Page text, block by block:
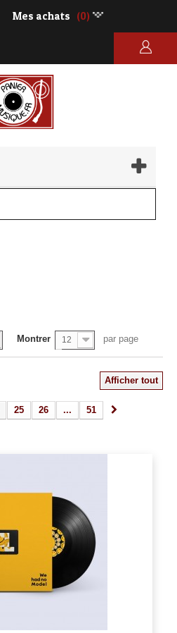
Mes achats (0)
Montrer 12 par page
Afficher tout
25 26 ... 51